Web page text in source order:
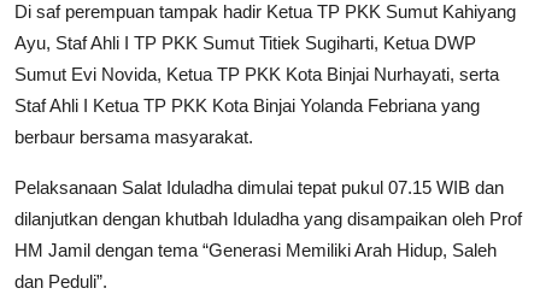
Di saf perempuan tampak hadir Ketua TP PKK Sumut Kahiyang
Ayu, Staf Ahli I TP PKK Sumut Titiek Sugiharti, Ketua DWP
Sumut Evi Novida, Ketua TP PKK Kota Binjai Nurhayati, serta
Staf Ahli I Ketua TP PKK Kota Binjai Yolanda Febriana yang
berbaur bersama masyarakat.
Pelaksanaan Salat Iduladha dimulai tepat pukul 07.15 WIB dan
dilanjutkan dengan khutbah Iduladha yang disampaikan oleh Prof
HM Jamil dengan tema “Generasi Memiliki Arah Hidup, Saleh
dan Peduli”.